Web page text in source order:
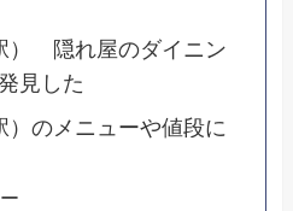
） 隠れ屋のダイニン
見した
）のメニューや値段に